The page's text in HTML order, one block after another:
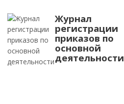
Журнал
регистрации
приказов по
основной
деятельности